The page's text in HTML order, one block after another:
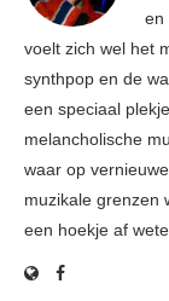
en
voelt zich wel het
synthpop en de
een speciaal
melancholische
waar op
muzikale grenzen
een hoekje af